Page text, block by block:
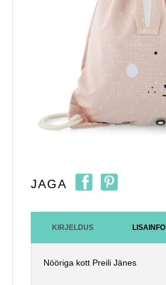
JAGA
KIRJELDUS LISAINFO
Nööriga kott Preili Jänes